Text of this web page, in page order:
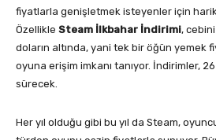
fiyatlarla genişletmek isteyenler için
Özellikle Steam İlkbahar İndirimi,
doların altında, yani tek bir öğün yemek
oyuna erişim imkanı tanıyor. İndirimler,
sürecek.
Her yıl olduğu gibi bu yıl da Steam,